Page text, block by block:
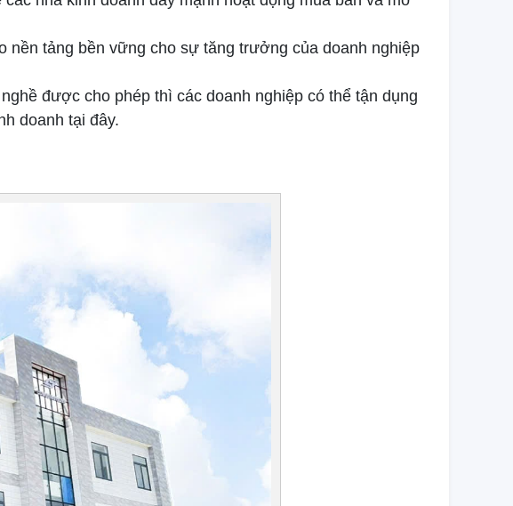
nền tảng bền vững cho sự tăng trưởng của doanh nghiệp
được cho phép thì các doanh nghiệp có thể tận dụng
doanh tại đây.